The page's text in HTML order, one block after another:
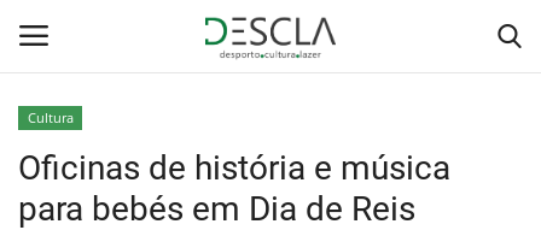
Home
Cultura
Oficinas de história e música
para bebés em Dia de Reis